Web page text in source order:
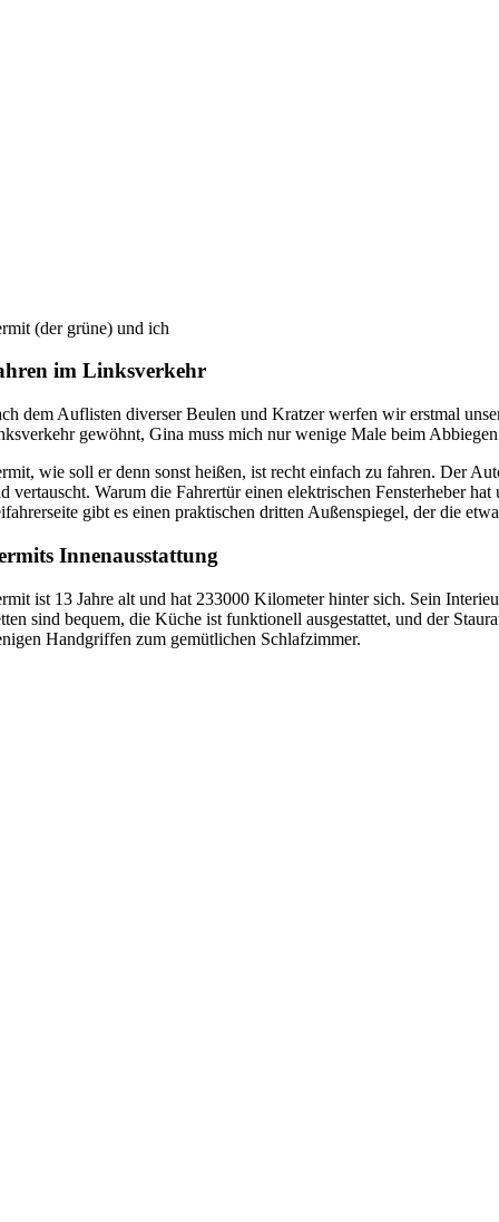
(der grüne) und ich
im Linksverkehr
dem Auflisten diverser Beulen und Kratzer werfen wir erstmal
gewöhnt, Gina muss mich nur wenige Male beim
wie soll er denn sonst heißen, ist recht einfach zu fahren. Der
vertauscht. Warum die Fahrertür einen elektrischen Fensterheber
gibt es einen praktischen dritten Außenspiegel, der die
Innenausstattung
ist 13 Jahre alt und hat 233000 Kilometer hinter sich. Sein
sind bequem, die Küche ist funktionell ausgestattet, und der
Handgriffen zum gemütlichen Schlafzimmer.